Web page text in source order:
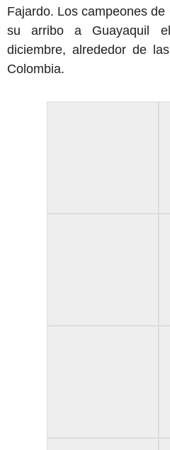
Fajardo. Los campeones
su arribo a Guayaquil
diciembre, alrededor de
Colombia.